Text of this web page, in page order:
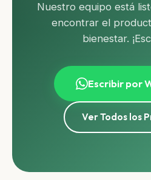
Nuestro equipo está
encontrar el
bienestar.
Escribir por
Ver Todos los